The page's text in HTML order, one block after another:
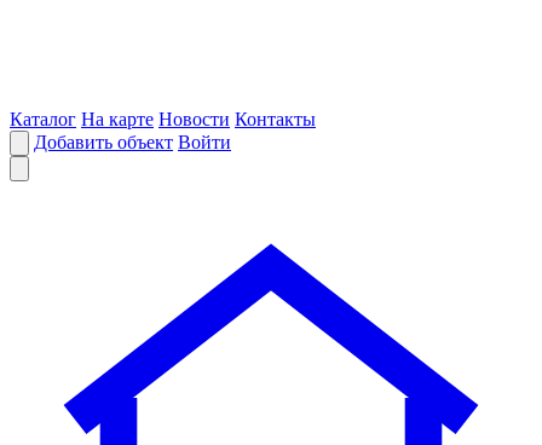
Каталог На карте Новости Контакты
Добавить объект Войти